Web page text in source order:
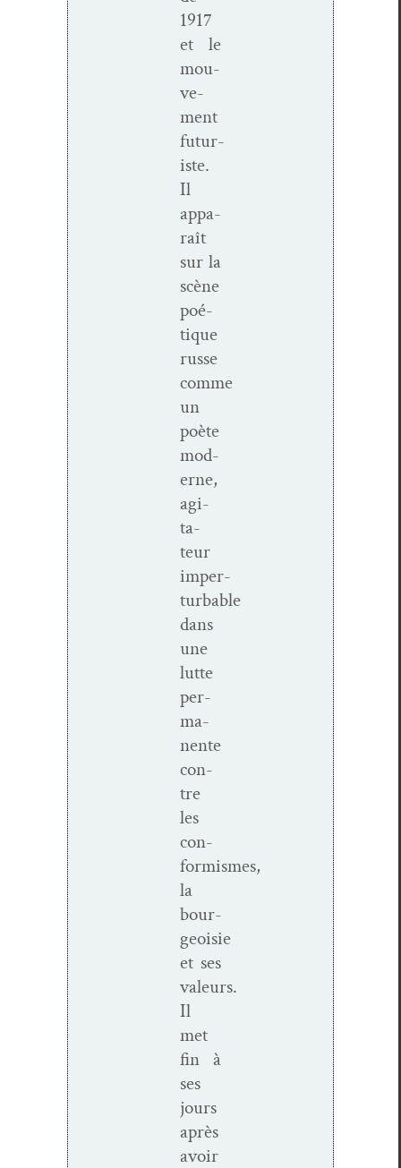
1917
et le
mou­
ve­
ment
futur­
iste.
Il
appa­
raît
sur la
scène
poé­
tique
russe
comme
un
poète
mod­
erne,
agi­
ta­
teur
imper­
turbable
dans
une
lutte
per­
ma­
nente
con­
tre
les
con­
formismes,
la
bour­
geoisie
et ses
valeurs.
Il
met
fin à
ses
jours
après
avoir